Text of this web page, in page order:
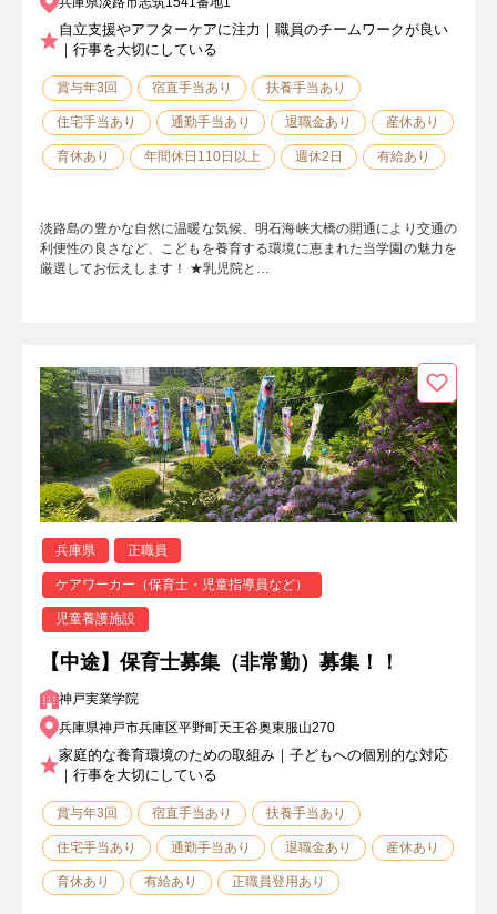
自立支援やアフターケアに注力｜職員のチームワークが良い
｜行事を大切にしている
賞与年3回 宿直手当あり 扶養手当あり
住宅手当あり 通勤手当あり 退職金あり 産休あり
育休あり 年間休日110日以上 週休2日 有給あり
淡路島の豊かな自然に温暖な気候、明石海峡大橋の開通により交通の
利便性の良さなど、こどもを養育する環境に恵まれた当学園の魅力を
厳選してお伝えします！ ★乳児院と…
兵庫県 正職員
ケアワーカー（保育士・児童指導員など）
児童養護施設
【中途】保育士募集（非常勤）募集！！
神戸実業学院
兵庫県神戸市兵庫区平野町天王谷奥東服山270
家庭的な養育環境のための取組み｜子どもへの個別的な対応
｜行事を大切にしている
賞与年3回 宿直手当あり 扶養手当あり
住宅手当あり 通勤手当あり 退職金あり 産休あり
育休あり 有給あり 正職員登用あり